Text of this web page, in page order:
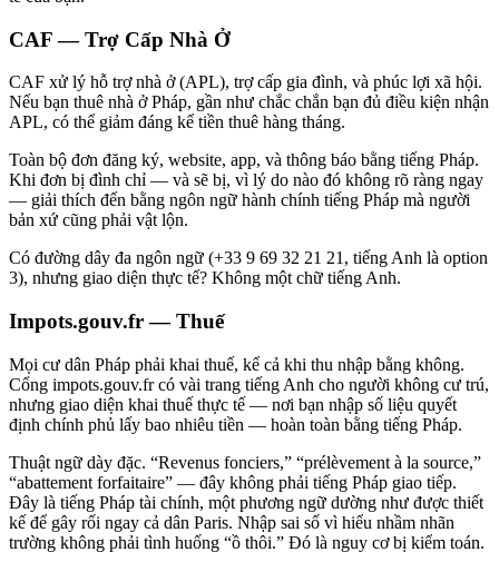
CAF — Trợ Cấp Nhà Ở
CAF xử lý hỗ trợ nhà ở (APL), trợ cấp gia đình, và phúc lợi xã hội.
Nếu bạn thuê nhà ở Pháp, gần như chắc chắn bạn đủ điều kiện nhận
APL, có thể giảm đáng kể tiền thuê hàng tháng.
Toàn bộ đơn đăng ký, website, app, và thông báo bằng tiếng Pháp.
Khi đơn bị đình chỉ — và sẽ bị, vì lý do nào đó không rõ ràng ngay
— giải thích đến bằng ngôn ngữ hành chính tiếng Pháp mà người
bản xứ cũng phải vật lộn.
Có đường dây đa ngôn ngữ (+33 9 69 32 21 21, tiếng Anh là option
3), nhưng giao diện thực tế? Không một chữ tiếng Anh.
Impots.gouv.fr — Thuế
Mọi cư dân Pháp phải khai thuế, kể cả khi thu nhập bằng không.
Cổng impots.gouv.fr có vài trang tiếng Anh cho người không cư trú,
nhưng giao diện khai thuế thực tế — nơi bạn nhập số liệu quyết
định chính phủ lấy bao nhiêu tiền — hoàn toàn bằng tiếng Pháp.
Thuật ngữ dày đặc. “Revenus fonciers,” “prélèvement à la source,”
“abattement forfaitaire” — đây không phải tiếng Pháp giao tiếp.
Đây là tiếng Pháp tài chính, một phương ngữ dường như được thiết
kế để gây rối ngay cả dân Paris. Nhập sai số vì hiểu nhầm nhãn
trường không phải tình huống “ồ thôi.” Đó là nguy cơ bị kiểm toán.